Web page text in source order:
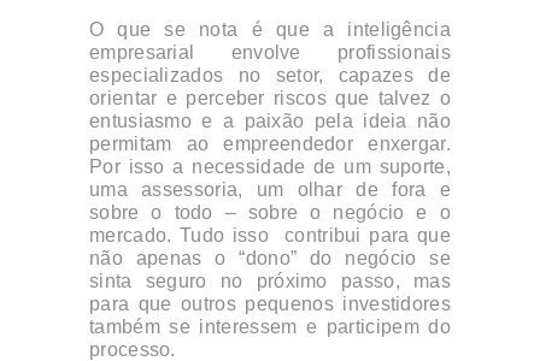
O que se nota é que a inteligência
empresarial envolve profissionais
especializados no setor, capazes de
orientar e perceber riscos que talvez o
entusiasmo e a paixão pela ideia não
permitam ao empreendedor enxergar.
Por isso a necessidade de um suporte,
uma assessoria, um olhar de fora e
sobre o todo – sobre o negócio e o
mercado. Tudo isso contribui para que
não apenas o “dono” do negócio se
sinta seguro no próximo passo, mas
para que outros pequenos investidores
também se interessem e participem do
processo.